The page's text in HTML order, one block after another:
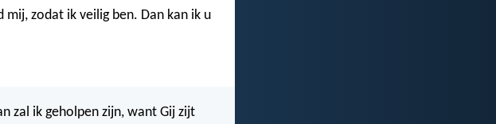
mij, zodat ik veilig ben. Dan kan ik u
zal ik geholpen zijn, want Gij zijt